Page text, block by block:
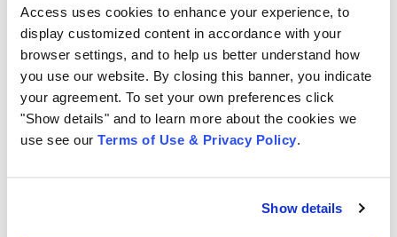
Access uses cookies to enhance your experience, to
display customized content in accordance with your
browser settings, and to help us better understand how
you use our website. By closing this banner, you indicate
your agreement. To set your own preferences click
"Show details" and to learn more about the cookies we
use see our Terms of Use & Privacy Policy
Show details
Tecnologia viabilizadora de outras, como ERP,
SCM, CRM e BI
Continuidade de negócios: o GED é de grande
auxílio para políticas de recuperação de
documentos e manutenção das atividades da
empresa em casos de acidentes